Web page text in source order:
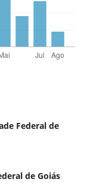
Federal de
de Goiás